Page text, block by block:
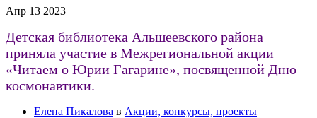
Апр 13 2023
Детская библиотека Альшеевского района
приняла участие в Межрегиональной акции
«Читаем о Юрии Гагарине», посвященной Дню
космонавтики.
Елена Пикалова в Акции, конкурсы, проекты